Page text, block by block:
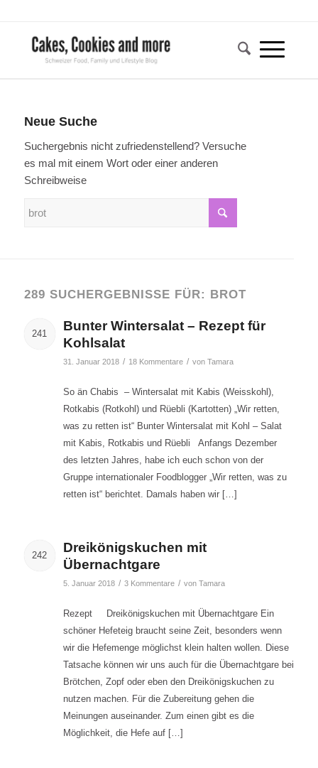
Neue Suche
Suchergebnis nicht zufriedenstellend? Versuche
es mal mit einem Wort oder einer anderen
Schreibweise
289 SUCHERGEBNISSE FÜR: BROT
241
Bunter Wintersalat – Rezept für
Kohlsalat
31. Januar 2018 / 18 Kommentare / von Tamara
So än Chabis – Wintersalat mit Kabis (Weisskohl),
Rotkabis (Rotkohl) und Rüebli (Kartotten) „Wir retten,
was zu retten ist“ Bunter Wintersalat mit Kohl – Salat
mit Kabis, Rotkabis und Rüebli Anfangs Dezember
des letzten Jahres, habe ich euch schon von der
Gruppe internationaler Foodblogger „Wir retten, was zu
retten ist“ berichtet. Damals haben wir […]
242
Dreikönigskuchen mit
Übernachtgare
5. Januar 2018 / 3 Kommentare / von Tamara
Rezept Dreikönigskuchen mit Übernachtgare Ein
schöner Hefeteig braucht seine Zeit, besonders wenn
wir die Hefemenge möglichst klein halten wollen. Diese
Tatsache können wir uns auch für die Übernachtgare bei
Brötchen, Zopf oder eben den Dreikönigskuchen zu
nutzen machen. Für die Zubereitung gehen die
Meinungen auseinander. Zum einen gibt es die
Möglichkeit, die Hefe auf […]